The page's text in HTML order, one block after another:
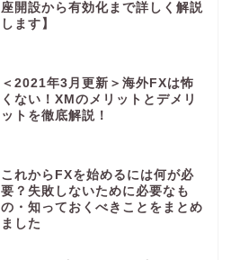
座開設から有効化まで詳しく解説
します】
＜2021年3月更新＞海外FXは怖
くない！XMのメリットとデメリ
ットを徹底解説！
これからFXを始めるには何が必
要？失敗しないために必要なも
の・知っておくべきことをまとめ
ました